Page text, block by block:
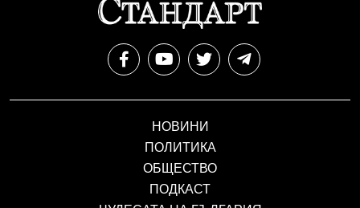
НОВИНИ
ПОЛИТИКА
ОБЩЕСТВО
ПОДКАСТ